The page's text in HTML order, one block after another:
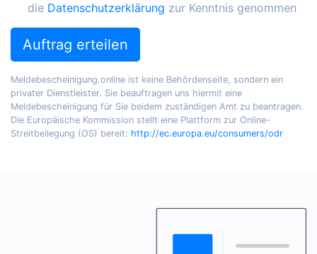
die Datenschutzerklärung zur Kenntnis genommen
Auftrag erteilen
Meldebescheinigung.online ist keine Behördenseite, sondern ein
privater Dienstleister. Sie beauftragen uns hiermit eine
Meldebescheinigung für Sie beidem zuständigen Amt zu beantragen.
Die Europäische Kommission stellt eine Plattform zur Online-
Streitbeilegung (OS) bereit: http://ec.europa.eu/consumers/odr